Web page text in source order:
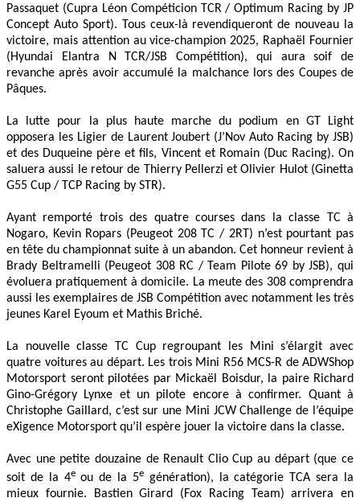
Passaquet (Cupra Léon Compéticion TCR / Optimum Racing by JP
Concept Auto Sport). Tous ceux-là revendiqueront de nouveau la
victoire, mais attention au vice-champion 2025, Raphaël Fournier
(Hyundai Elantra N TCR/JSB Compétition), qui aura soif de
revanche après avoir accumulé la malchance lors des Coupes de
Pâques.
La lutte pour la plus haute marche du podium en GT Light
opposera les Ligier de Laurent Joubert (J’Nov Auto Racing by JSB)
et des Duqueine père et fils, Vincent et Romain (Duc Racing). On
saluera aussi le retour de Thierry Pellerzi et Olivier Hulot (Ginetta
G55 Cup / TCP Racing by STR).
Ayant remporté trois des quatre courses dans la classe TC à
Nogaro, Kevin Ropars (Peugeot 208 TC / 2RT) n’est pourtant pas
en tête du championnat suite à un abandon. Cet honneur revient à
Brady Beltramelli (Peugeot 308 RC / Team Pilote 69 by JSB), qui
évoluera pratiquement à domicile. La meute des 308 comprendra
aussi les exemplaires de JSB Compétition avec notamment les très
jeunes Karel Eyoum et Mathis Briché.
La nouvelle classe TC Cup regroupant les Mini s’élargit avec
quatre voitures au départ. Les trois Mini R56 MCS-R de ADWShop
Motorsport seront pilotées par Mickaël Boisdur, la paire Richard
Gino-Grégory Lynxe et un pilote encore à confirmer. Quant à
Christophe Gaillard, c’est sur une Mini JCW Challenge de l’équipe
eXigence Motorsport qu’il espère jouer la victoire dans la classe.
Avec une petite douzaine de Renault Clio Cup au départ (que ce
soit de la 4eou de la 5egénération), la catégorie TCA sera la
mieux fournie. Bastien Girard (Fox Racing Team) arrivera en